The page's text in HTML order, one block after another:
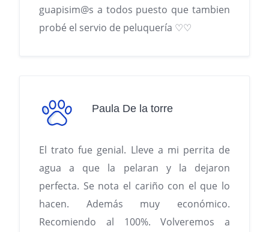
guapisim@s a todos puesto que tambien
probé el servio de peluquería ♡♡
Paula De la torre
El trato fue genial. Lleve a mi perrita de
agua a que la pelaran y la dejaron
perfecta. Se nota el cariño con el que lo
hacen. Además muy económico.
Recomiendo al 100%. Volveremos a